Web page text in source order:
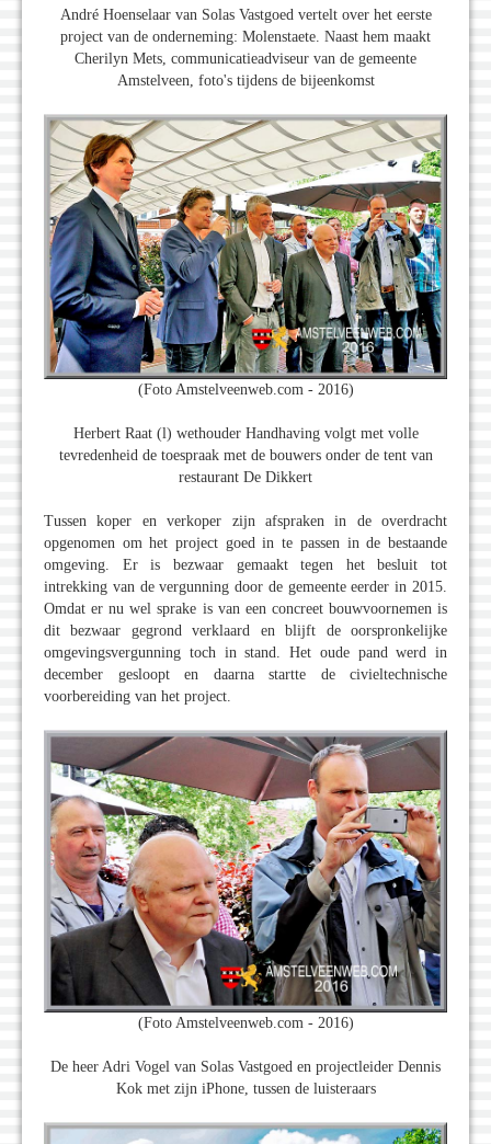
André Hoenselaar van Solas Vastgoed vertelt over het eerste
project van de onderneming: Molenstaete. Naast hem maakt
Cherilyn Mets, communicatieadviseur van de gemeente
Amstelveen, foto's tijdens de bijeenkomst
(Foto Amstelveenweb.com - 2016)
Herbert Raat (l) wethouder Handhaving volgt met volle
tevredenheid de toespraak met de bouwers onder de tent van
restaurant De Dikkert
Tussen koper en verkoper zijn afspraken in de overdracht
opgenomen om het project goed in te passen in de bestaande
omgeving. Er is bezwaar gemaakt tegen het besluit tot
intrekking van de vergunning door de gemeente eerder in 2015.
Omdat er nu wel sprake is van een concreet bouwvoornemen is
dit bezwaar gegrond verklaard en blijft de oorspronkelijke
omgevingsvergunning toch in stand. Het oude pand werd in
december gesloopt en daarna startte de civieltechnische
voorbereiding van het project.
(Foto Amstelveenweb.com - 2016)
De heer Adri Vogel van Solas Vastgoed en projectleider Dennis
Kok met zijn iPhone, tussen de luisteraars